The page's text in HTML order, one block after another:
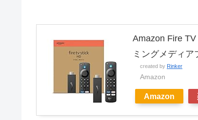
Amazon Fire
ミングメディア
created by Rinker
Amazon
Amazon